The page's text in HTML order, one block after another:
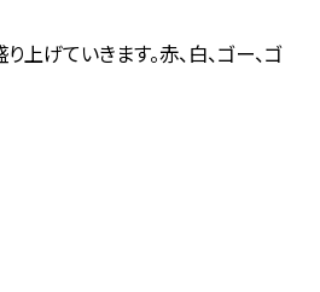
上げていきます。赤、白、ゴー、ゴ